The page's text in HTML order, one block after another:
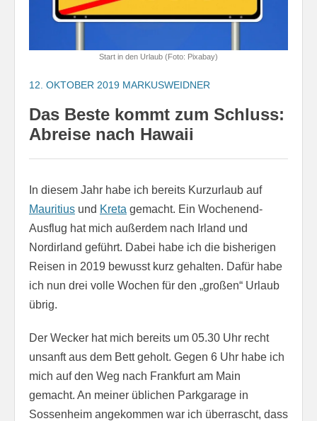
Start in den Urlaub (Foto: Pixabay)
12. OKTOBER 2019 MARKUSWEIDNER
Das Beste kommt zum Schluss:
Abreise nach Hawaii
In diesem Jahr habe ich bereits Kurzurlaub auf
Mauritius und Kreta gemacht. Ein Wochenend-
Ausflug hat mich außerdem nach Irland und
Nordirland geführt. Dabei habe ich die bisherigen
Reisen in 2019 bewusst kurz gehalten. Dafür habe
ich nun drei volle Wochen für den „großen“ Urlaub
übrig.
Der Wecker hat mich bereits um 05.30 Uhr recht
unsanft aus dem Bett geholt. Gegen 6 Uhr habe ich
mich auf den Weg nach Frankfurt am Main
gemacht. An meiner üblichen Parkgarage in
Sossenheim angekommen war ich überrascht, dass